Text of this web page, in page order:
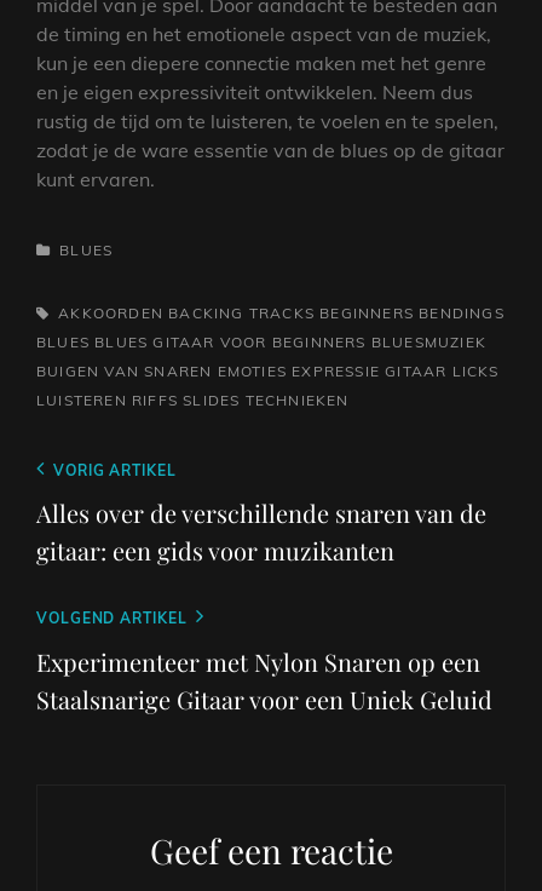
de timing en het emotionele aspect van de muziek,
kun je een diepere connectie maken met het genre
en je eigen expressiviteit ontwikkelen. Neem dus
rustig de tijd om te luisteren, te voelen en te spelen,
zodat je de ware essentie van de blues op de gitaar
kunt ervaren.
CATEGORIEËN
BLUES
TAGS,AKKOORDEN BACKING TRACKS BEGINNERS BENDINGS
BLUES BLUES GITAAR VOOR BEGINNERS BLUESMUZIEK
BUIGEN VAN SNAREN EMOTIES EXPRESSIE GITAAR LICKS
LUISTEREN RIFFS SLIDES TECHNIEKEN
Berichtnavigatie
Vorig
bericht
VORIG ARTIKEL
Alles over de verschillende snaren van de
gitaar: een gids voor muzikanten
Volgend
bericht
VOLGEND ARTIKEL
Experimenteer met Nylon Snaren op een
Staalsnarige Gitaar voor een Uniek Geluid
Geef een reactie